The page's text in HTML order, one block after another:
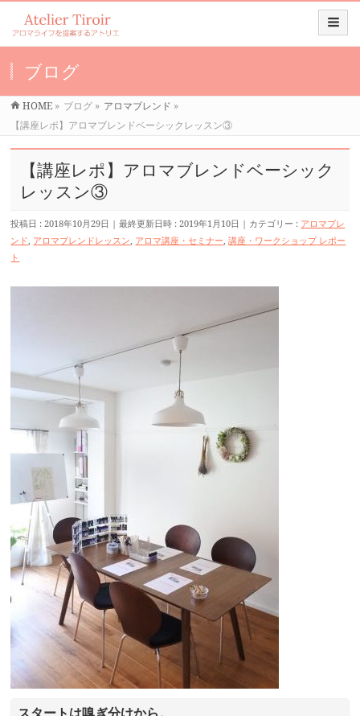
ブログ
HOME » ブログ » アロマブレンド »
【講座レポ】アロマブレンドベーシックレッスン③
【講座レポ】アロマブレンドベーシック
レッスン③
投稿日 : 2018年10月29日 最終更新日時 : 2019年1月10日 カテゴリー : アロマブレ
ンド, アロマブレンドレッスン, アロマ講座・セミナー,講座・ワークショップ レポー
ト
スタートは嗅ぎ分けから。